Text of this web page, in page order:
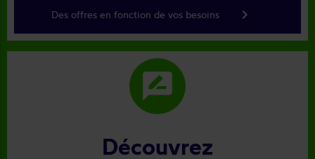
Des offres en fonction de vos besoins keyboard_arrow_right
rate_review
Découvrez